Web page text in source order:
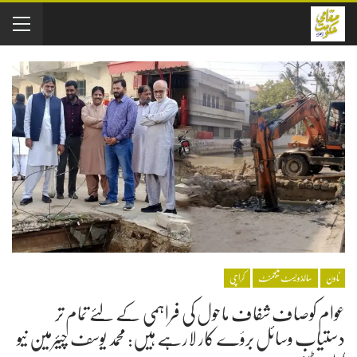
ٹاون سالڈویسٹ منیجمنٹ کراچی
عوام کوصاف شفاف ماحول کی فراہمی کے لئے تمام تر
دستیاب وسائل برؤے کار لارہے ہیں: محمد یوسف چیئرمین نیو